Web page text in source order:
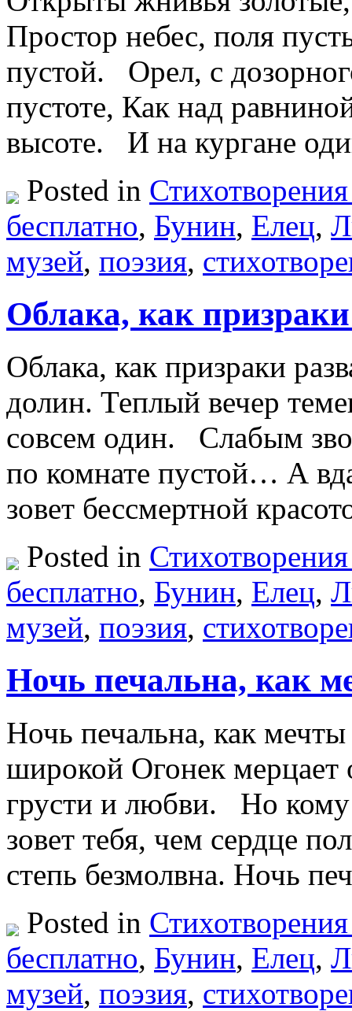
Простор небес, поля
пустой. Орел, с
пустоте, Как над
высоте. И на кургане
Posted in
бесплатно, Бунин, Елец,
музей, поэзия,
Облака, как
Облака, как призраки
долин. Теплый вечер
совсем один. Слабым
по комнате пустой… А
зовет бессмертной
Posted in
бесплатно, Бунин, Елец,
музей, поэзия,
Ночь печальна, как
Ночь печальна, как
широкой Огонек
грусти и любви. Но кому
зовет тебя, чем сердце
степь безмолвна. Ночь
Posted in
бесплатно, Бунин, Елец,
музей, поэзия,